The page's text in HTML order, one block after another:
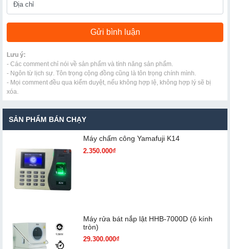
Lưu ý:
- Các comment chỉ nói về sản phẩm và tính năng sản phẩm.
- Ngôn từ lịch sự. Tôn trọng cộng đồng cũng là tôn trọng chính mình.
- Mọi comment đều qua kiểm duyệt, nếu không hợp lệ, không hợp lý sẽ bị
xóa.
SẢN PHẨM BÁN CHẠY
Máy chấm cô​ng Yamafuji K14
2.350.000₫
Máy rửa bát nắp lật HHB-7000D (ô kính
tròn)
29.300.000₫